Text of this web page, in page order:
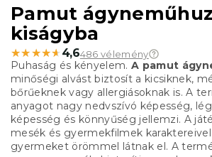
Pamut
kiságyba
★★★★★
★★★★★ 4,6486 vélemény
Puhaság és kényelem. A pamut
minőségi alvást biztosít a kicsiknek,
bőrűeknek vagy allergiásoknak is. A
anyagot nagy nedvszívó képesség,
képesség és könnyűség jellemzi. A
mesék és gyermekfilmek
gyermeket örömmel látnak el. A